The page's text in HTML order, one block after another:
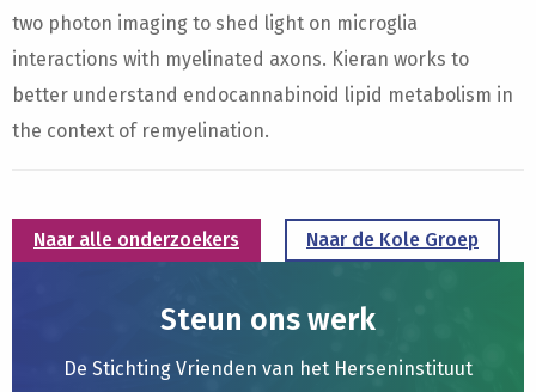
two photon imaging to shed light on microglia
interactions with myelinated axons. Kieran works to
better understand endocannabinoid lipid metabolism in
the context of remyelination.
Naar alle onderzoekers Naar de Kole Groep
Steun ons werk
De Stichting Vrienden van het Herseninstituut